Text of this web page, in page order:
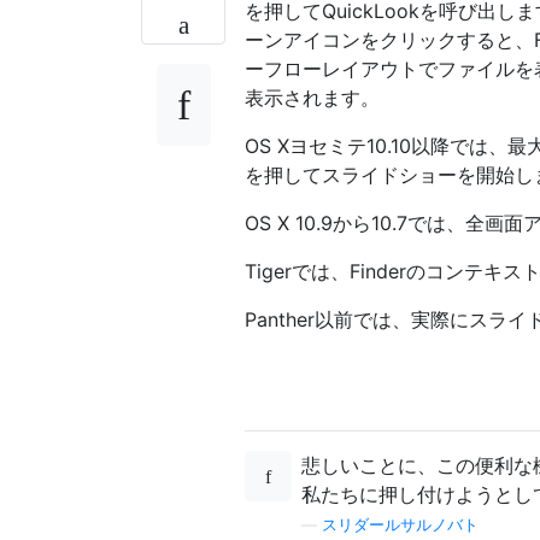
を押してQuickLookを呼び出し
ーンアイコンをクリックすると
ーフローレイアウトでファイル
表示されます。
OS Xヨセミテ10.10以降では、
を押してスライドショーを開始し
OS X 10.9から10.7では、全画面
Tigerでは、Finderのコンテキス
Panther以前では、実際にスライ
悲しいことに、この便利
私たちに押し付けようと
スリダールサルノバト